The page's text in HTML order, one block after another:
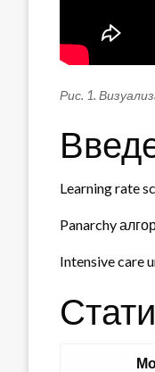
Рис. 1.
Learning rate
Panarchy
Intensive care